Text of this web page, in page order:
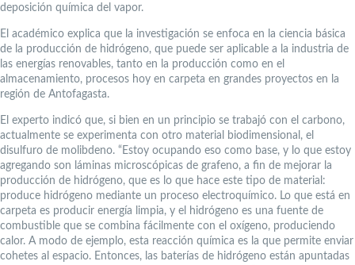
deposición química del vapor.
El académico explica que la investigación se enfoca en la ciencia básica
de la producción de hidrógeno, que puede ser aplicable a la industria de
las energías renovables, tanto en la producción como en el
almacenamiento, procesos hoy en carpeta en grandes proyectos en la
región de Antofagasta.
El experto indicó que, si bien en un principio se trabajó con el carbono,
actualmente se experimenta con otro material biodimensional, el
disulfuro de molibdeno. “Estoy ocupando eso como base, y lo que estoy
agregando son láminas microscópicas de grafeno, a fin de mejorar la
producción de hidrógeno, que es lo que hace este tipo de material:
produce hidrógeno mediante un proceso electroquímico. Lo que está en
carpeta es producir energía limpia, y el hidrógeno es una fuente de
combustible que se combina fácilmente con el oxígeno, produciendo
calor. A modo de ejemplo, esta reacción química es la que permite enviar
cohetes al espacio. Entonces, las baterías de hidrógeno están apuntadas